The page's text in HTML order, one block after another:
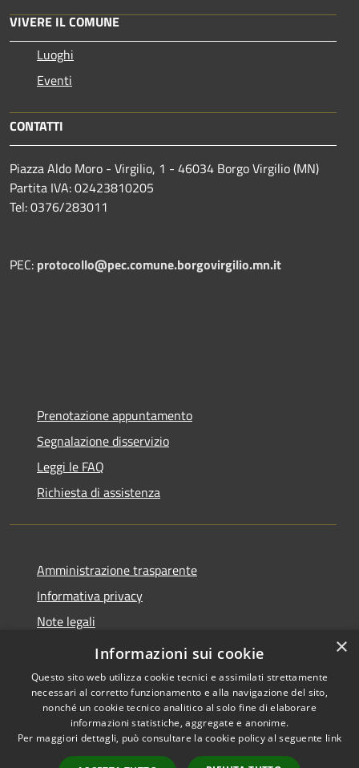
VIVERE IL COMUNE
Luoghi
Eventi
CONTATTI
Piazza Aldo Moro - Virgilio, 1 - 46034 Borgo Virgilio (MN)
Partita IVA: 02423810205
Tel: 0376/283011
PEC: protocollo@pec.comune.borgovirgilio.mn.it
Prenotazione appuntamento
Segnalazione disservizio
Leggi le FAQ
Richiesta di assistenza
Amministrazione trasparente
Informativa privacy
Note legali
Dichiarazione di accessibilità
Accessibilità
Copyright © 2026 • Comune di
Borgo Virgilio • Powered by
×
Informazioni sui cookie
Questo sito web utilizza cookie tecnici e assimilati strettamente
necessari al corretto funzionamento e alla navigazione del sito,
nonché un cookie tecnico analitico al solo fine di elaborare
informazioni statistiche, aggregate e anonime.
Per maggiori dettagli, può consultare la cookie policy al seguente link